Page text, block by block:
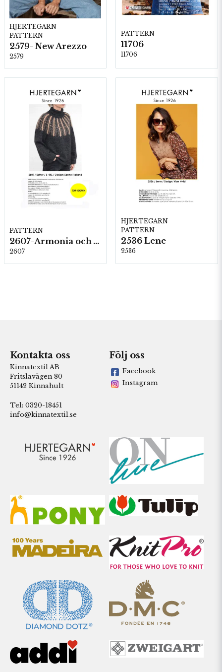
HJERTEGARN
PATTERN
2579- New Arezzo
2579
PATTERN
11706
11706
PATTERN
2607-Armonia och Alpaca 400
2607
HJERTEGARN
PATTERN
2536 Lene
2536
Kontakta oss
Kinnatextil AB
Fritslavägen 80
51142 Kinnahult
Tel: 0320-18451
info@kinnatextil.se
Följ oss
Facebook
Instagram